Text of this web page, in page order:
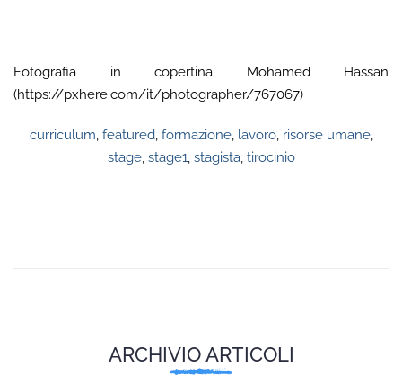
Fotografia in copertina Mohamed Hassan
(https://pxhere.com/it/photographer/767067)
curriculum, featured, formazione, lavoro, risorse umane,
stage, stage1, stagista, tirocinio
ARCHIVIO ARTICOLI